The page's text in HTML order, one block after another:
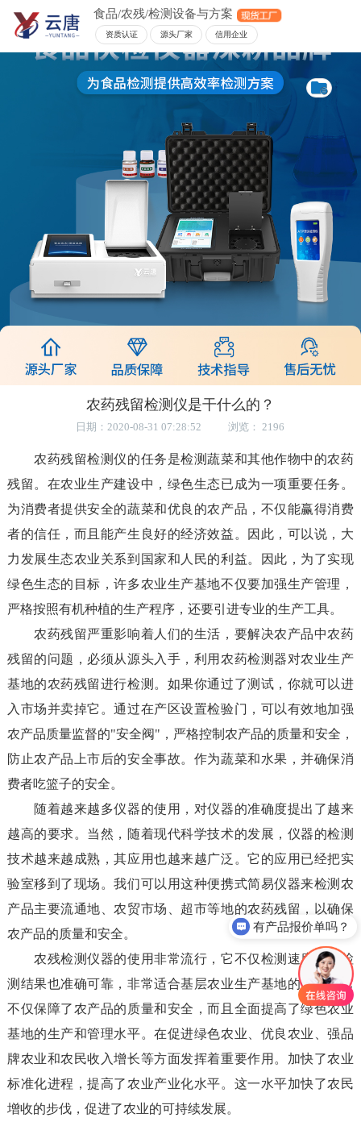
食品/农残/检测设备与方案
资质认证 源头厂家 信用企业
农药残留检测仪是干什么的？
日期：2020-08-31 07:28:52 浏览： 2196
农药残留检测仪的任务是检测蔬菜和其他作物中的农药
残留。在农业生产建设中，绿色生态已成为一项重要任务。
为消费者提供安全的蔬菜和优良的农产品，不仅能赢得消费
者的信任，而且能产生良好的经济效益。因此，可以说，大
力发展生态农业关系到国家和人民的利益。因此，为了实现
绿色生态的目标，许多农业生产基地不仅要加强生产管理，
严格按照有机种植的生产程序，还要引进专业的生产工具。
农药残留严重影响着人们的生活，要解决农产品中农药
残留的问题，必须从源头入手，利用农药检测器对农业生产
基地的农药残留进行检测。如果你通过了测试，你就可以进
入市场并卖掉它。通过在产区设置检验门，可以有效地加强
农产品质量监督的"安全阀"，严格控制农产品的质量和安全，
防止农产品上市后的安全事故。作为蔬菜和水果，并确保消
费者吃篮子的安全。
随着越来越多仪器的使用，对仪器的准确度提出了越来
越高的要求。当然，随着现代科学技术的发展，仪器的检测
技术越来越成熟，其应用也越来越广泛。它的应用已经把实
验室移到了现场。我们可以用这种便携式简易仪器来检测农
产品主要流通地、农贸市场、超市等地的农药残留，以确保
农产品的质量和安全。
农残检测仪器的使用非常流行，它不仅检测速度快，检
测结果也准确可靠，非常适合基层农业生产基地的使用。它
不仅保障了农产品的质量和安全，而且全面提高了绿色农业
基地的生产和管理水平。在促进绿色农业、优良农业、强品
牌农业和农民收入增长等方面发挥着重要作用。加快了农业
标准化进程，提高了农业产业化水平。这一水平加快了农民
增收的步伐，促进了农业的可持续发展。
有产品报价单吗？